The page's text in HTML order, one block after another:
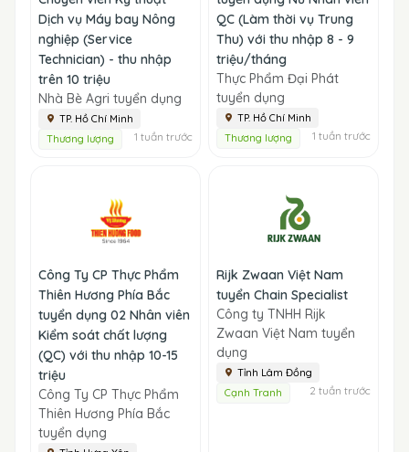
Dịch vụ Máy bay Nông
nghiệp (Service
Technician) - thu nhập
trên 10 triệu
Nhà Bè Agri tuyển dụng
TP. Hồ Chí Minh
Thương lượng
1 tuần trước
QC (Làm thời vụ Trung
Thu) với thu nhập 8 - 9
triệu/tháng
Thực Phẩm Đại Phát
tuyển dụng
TP. Hồ Chí Minh
Thương lượng
1 tuần trước
Công Ty CP Thực Phẩm
Thiên Hương Phía Bắc
tuyển dụng 02 Nhân viên
Kiểm soát chất lượng
(QC) với thu nhập 10-15
triệu
Công Ty CP Thực Phẩm
Thiên Hương Phía Bắc
tuyển dụng
Rijk Zwaan Việt Nam
tuyển Chain Specialist
Công ty TNHH Rijk
Zwaan Việt Nam tuyển
dụng
Tỉnh Lâm Đồng
Cạnh Tranh
2 tuần trước